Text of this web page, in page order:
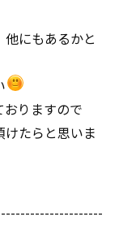
にもあるかと
りますので
たらと思いま